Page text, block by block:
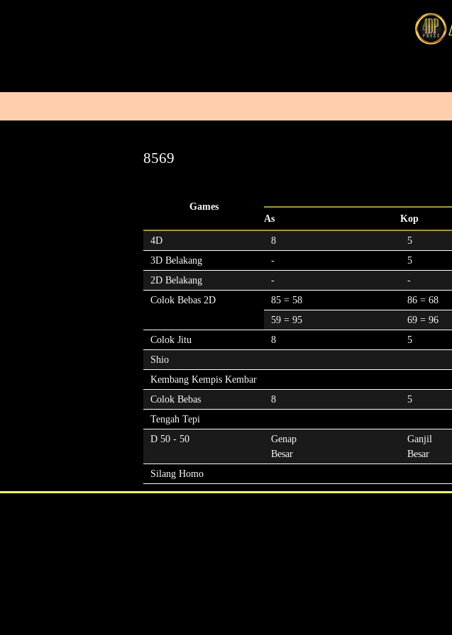
8569
Games
As Kop
4D 8 5
3D Belakang
- 5
2D Belakang
- -
Colok Bebas 2D
85 = 58 86 = 68
59 = 95
69 = 96
Colok Jitu
8 5
Shio
Kembang Kempis Kembar
Colok Bebas
8 5
Tengah Tepi
D 50 - 50
Genap
Besar
Ganjil
Besar
Silang Homo